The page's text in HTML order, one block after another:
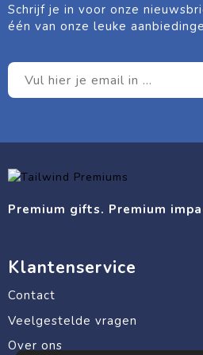
Schrijf je in voor onze
één van onze leuke
Premium gifts. Premium
Klantenservice
Contact
Veelgestelde vragen
Over ons